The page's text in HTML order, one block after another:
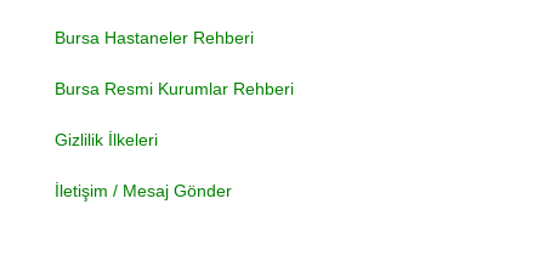
Bursa Hastaneler Rehberi
Bursa Resmi Kurumlar Rehberi
Gizlilik İlkeleri
İletişim / Mesaj Gönder